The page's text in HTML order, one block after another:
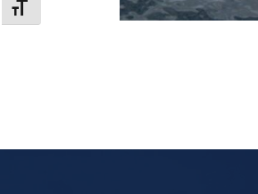
Alternar tamaño de letra